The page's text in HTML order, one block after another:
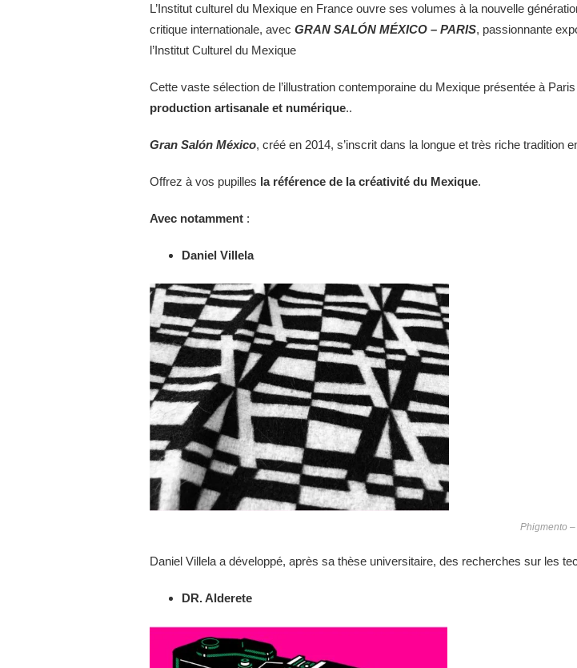
L’Institut culturel du Mexique en France ouvre ses volumes à la nouvelle
critique internationale, avec GRAN SALÓN MÉXICO – PARIS, passionnante
l’Institut Culturel du Mexique
Cette vaste sélection de l’illustration contemporaine du Mexique présentée à
production artisanale et numérique..
Gran Salón México, créé en 2014, s’inscrit dans la longue et très riche tradition
Offrez à vos pupilles la référence de la créativité du Mexique.
Avec notamment :
Daniel Villela
Phigmento –
Daniel Villela a développé, après sa thèse universitaire, des recherches sur les
DR. Alderete